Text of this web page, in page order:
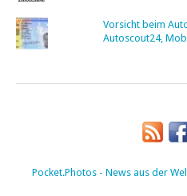
Vorsicht beim
Autoscout24,
Pocket.Photos - News aus der